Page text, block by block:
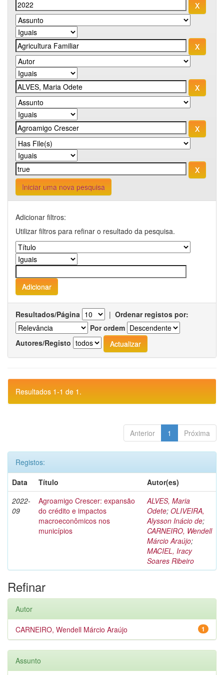
Iniciar uma nova pesquisa
Adicionar filtros:
Utilizar filtros para refinar o resultado da pesquisa.
Resultados/Página | Ordenar registos por:
Por ordem
Autores/Registo
Resultados 1-1 de 1.
Anterior 1 Próxima
Registos:
Data
Título
Autor(es)
2022-
09
Agroamigo Crescer: expansão
do crédito e impactos
macroeconômicos nos
municípios
ALVES, Maria
Odete; OLIVEIRA,
Alysson Inácio de;
CARNEIRO, Wendell
Márcio Araújo;
MACIEL, Iracy
Soares Ribeiro
Refinar
Autor
1
CARNEIRO, Wendell Márcio Araújo
Assunto